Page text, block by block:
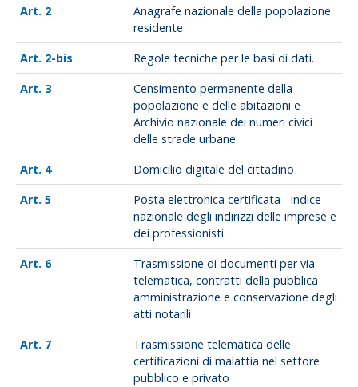
2
Anagrafe nazionale della popolazione
residente
2-bis
Regole tecniche per le basi di dati.
3
Censimento permanente della
popolazione e delle abitazioni e
Archivio nazionale dei numeri civici
delle strade urbane
4
Domicilio digitale del cittadino
5
Posta elettronica certificata - indice
nazionale degli indirizzi delle imprese e
dei professionisti
6
Trasmissione di documenti per via
telematica, contratti della pubblica
amministrazione e conservazione degli
atti notarili
7
Trasmissione telematica delle
certificazioni di malattia nel settore
pubblico e privato